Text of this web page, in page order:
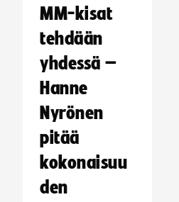
MM-kisat
tehdään
yhdessä –
Hanne
Nyrönen
pitää
kokonaisuu
den